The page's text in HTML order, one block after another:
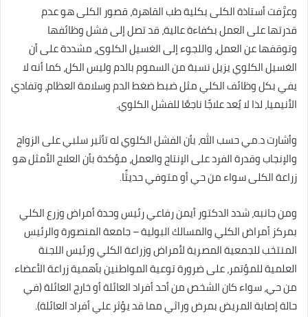
وعرَّفت أستاذة الكلى بكلية طب القاهرة، قصور الكلى هو عدم
قدرتها على العمل بكفاءة عالية، قد تصل إلى فشل وظائفها
وتوقفها عن العمل، واللجوء إلى الغسيل الكلوى، مشددة على أن
الغسيل الكلوي يزيل نسبة من السموم بالدم وليس الكل، كما أنه لا
يفي بكل وظائف الكلي مثل ضبط ضغط الدم وسلامة العظام، وتفادي
الأنيميا، لذا لا يُعد علاجًا ناجعًا للفشل الكلوي.
وأشارت د.مي حسب الله، بأن الفشل الكلوي له تأثير سلبي على الزواج
والإنجاب وقدرة الفرد على الإنتاج والعمل، مؤكدة بأن العلاج الأمثل هو
زراعة الكلى سواء من حي أو متوفي حديثًا.
ومن جانبه، شدد الدكتور أيمن رفاعي رئيس وحدة أمراض وزرع الكلي
بمركز أمراض الكلي والمسالك البولية – جامعة المنصورة والرئيس
المنتخب للجمعية المصرية لأمراض وزراعة الكلي ورئيس اللجنة
العلمية للمؤتمر، على ضرورة توعية المواطنين بأهمية زراعة الأعضاء
من حي، سواء كان الشخص من أحد أفراد العائلة أو خارج العائلة (في
حالة إصابة المريض بمرض وراثي مما قد يؤثر علي أفراد العائلة).